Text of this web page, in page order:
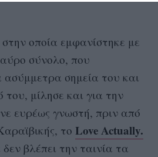
οποία εμφανίστηκε με
σύνολο, που
ασύμμετρα σημεία του και
του, μίλησε και για την
ευρέως γνωστή, πριν από
το Love Actually.
βλέπει την ταινία τα